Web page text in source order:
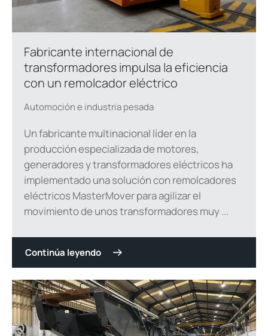
Fabricante internacional de
transformadores impulsa la eficiencia
con un remolcador eléctrico
Automoción e industria pesada
Un fabricante multinacional líder en la
producción especializada de motores,
generadores y transformadores eléctricos ha
implementado una solución con remolcadores
eléctricos MasterMover para agilizar el
movimiento de unos transformadores muy ...
Continúa leyendo